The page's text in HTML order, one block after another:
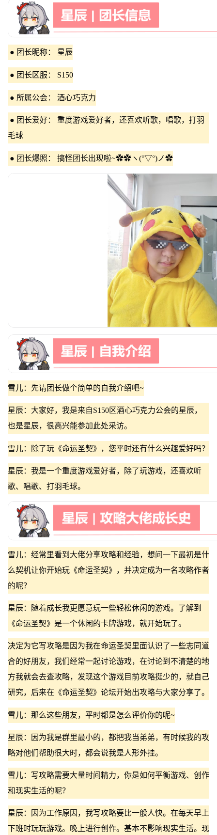
● 团长昵称： 星辰
● 团长区服： S150
● 所属公会： 酒心巧克力
● 团长爱好： 重度游戏爱好者，还喜欢听歌，唱歌，打羽
毛球
● 团长爆照： 搞怪团长出现啦~✿✿ヽ(°▽°)ノ✿
雪儿：先请团长做个简单的自我介绍吧~
星辰：大家好，我是来自S150区酒心巧克力公会的星辰，
也是星辰，很高兴能参加此处采访。
雪儿：除了玩《命运圣契》，您平时还有什么兴趣爱好吗？
星辰：我是一个重度游戏爱好者，除了玩游戏，还喜欢听
歌、唱歌、打羽毛球。
雪儿：经常里看到大佬分享攻略和经验，想问一下最初是什
么契机让你开始玩《命运圣契》，并决定成为一名攻略作者
的呢？
星辰：随着成长我更愿意玩一些轻松休闲的游戏。了解到
《命运圣契》是一个休闲的卡牌游戏，就开始玩了。
决定为它写攻略是因为我在命运圣契里面认识了一些志同道
合的好朋友，我们经常一起讨论游戏，在讨论到不清楚的地
方我就会去查攻略，发现这个游戏目前攻略挺少的，就自己
研究，后来在《命运圣契》论坛开始出攻略与大家分享了。
雪儿：那么这些朋友，平时都是怎么评价你的呢~
星辰：因为我是群里最小的，都把我当弟弟，有时候我的攻
略对他们帮助很大时，都会说我是人形外挂。
雪儿：写攻略需要大量时间精力，你是如何平衡游戏、创作
和现实生活的呢？
星辰：因为工作原因，我写攻略要比一般人快。在每天早上
下班时玩玩游戏。晚上进行创作。基本不影响现实生活。现